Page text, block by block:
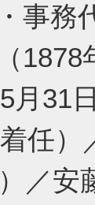
事務
1878
月31
任）
／安